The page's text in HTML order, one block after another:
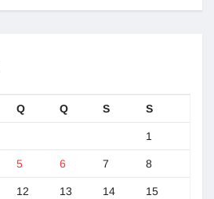
Q Q S S
1
5 6 7 8
12 13 14 15